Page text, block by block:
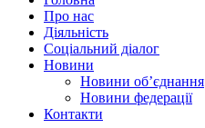
Про нас
Діяльність
Соціальний діалог
Новини
Новини об’єднання
Новини федерації
Контакти